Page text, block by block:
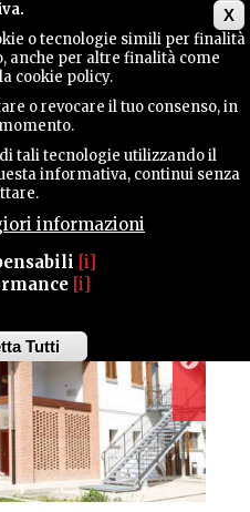
X
o tecnologie simili per finalità
anche per altre finalità come
cookie policy.
o revocare il tuo consenso, in
tali tecnologie utilizzando il
informativa, continui senza
informazioni
[i]
[i]
Tutti
Withdraw
consent
NONIS